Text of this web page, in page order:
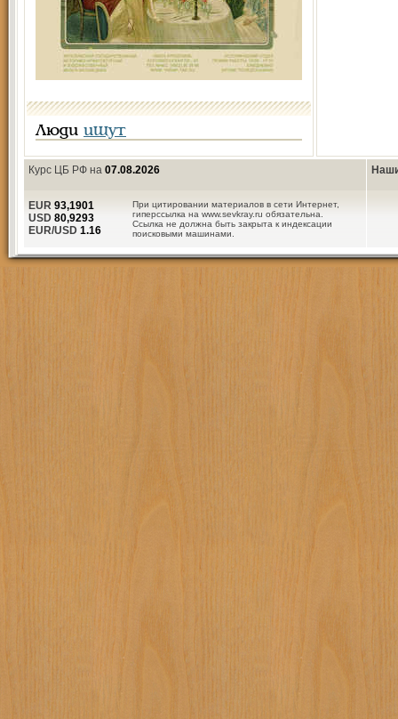
Люди ищут
Курс ЦБ РФ на 07.08.2026
При цитировании материалов в сети Интернет,
гиперссылка на www.sevkray.ru обязательна.
Ссылка не должна быть закрыта к индексации
поисковыми машинами.
EUR 93,1901
USD 80,9293
EUR/USD 1.16